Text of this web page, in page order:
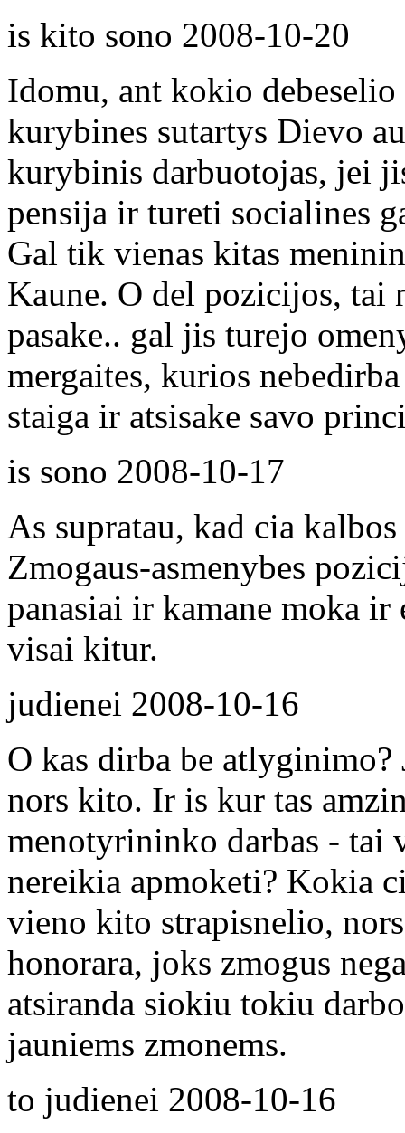
is kito sono 2008-10-20
Idomu, ant kokio
kurybines sutartys Dievo
kurybinis darbuotojas, jei
pensija ir tureti socialines
Gal tik vienas kitas
Kaune. O del pozicijos, tai
pasake.. gal jis turejo
mergaites, kurios
staiga ir atsisake savo
is sono 2008-10-17
As supratau, kad cia
Zmogaus-asmenybes
panasiai ir kamane moka
visai kitur.
judienei 2008-10-16
O kas dirba be
nors kito. Ir is kur tas
menotyrininko darbas - tai
nereikia apmoketi? Kokia
vieno kito strapisnelio,
honorara, joks zmogus
atsiranda siokiu tokiu
jauniems zmonems.
to judienei 2008-10-16